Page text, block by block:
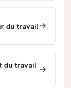
du travail
du travail